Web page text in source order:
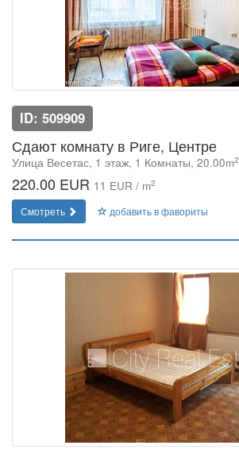
ID: 509909
Сдают комнату в Риге, Центре
Улица Весетас, 1 этаж, 1 Комнаты, 20.00m2
220.00 EUR 11 EUR / m2
Смотреть добавить в фавориты